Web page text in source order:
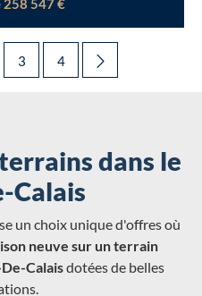
258 547 €
3 4
dans le
Calais
un choix unique d'offres où
neuve sur un terrain
Calaisdotées de belles